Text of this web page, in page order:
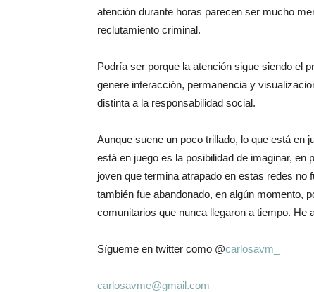
atención durante horas parecen ser mucho
reclutamiento criminal.
Podría ser porque la atención sigue siendo el
genere interacción, permanencia y
distinta a la responsabilidad social.
Aunque suene un poco trillado, lo que está en
está en juego es la posibilidad de imaginar,
joven que termina atrapado en estas redes no
también fue abandonado, en algún momento,
comunitarios que nunca llegaron a tiempo. He
Sígueme en twitter como @carlosavm_
carlosavme@gmail.com